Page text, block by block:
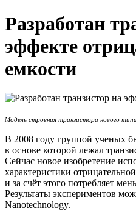
Разработан
эффекте
емкости
Модель строения транзистора нового типа
В 2008 году группой ученых
в основе которой лежал
Сейчас новое изобретение
характеристики
и за счёт этого потребляет
Результаты экспериментов
Nanotechnology.